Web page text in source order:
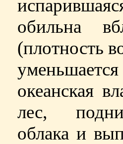
обильна
(плотность
океанская
лес,
облака и